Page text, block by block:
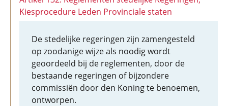
Kiesprocedure Leden Provinciale staten
De stedelijke regeringen zijn zamengesteld
op zoodanige wijze als noodig wordt
geoordeeld bij de reglementen, door de
bestaande regeringen of bijzondere
commissiën door den Koning te benoemen,
ontworpen.